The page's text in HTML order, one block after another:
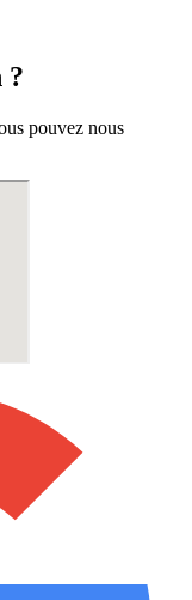
?
pouvez nous